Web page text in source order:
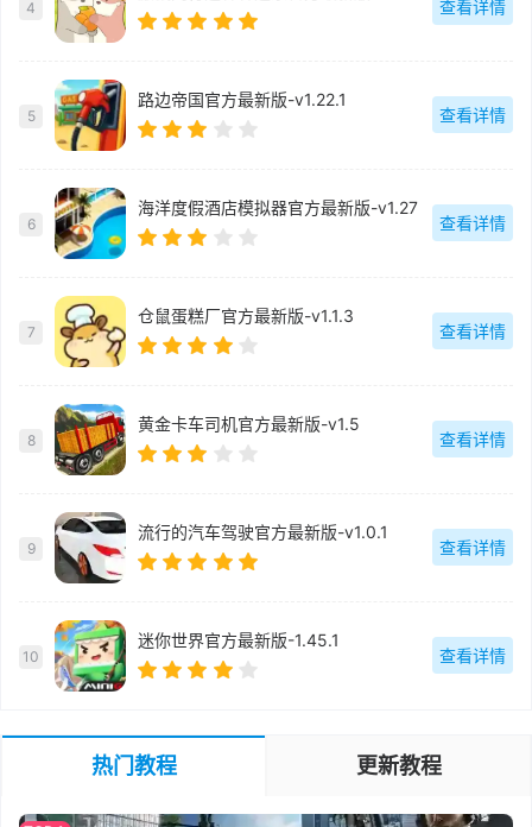
4 查看详情
5
路边帝国官方最新版-v1.22.1
查看详情
6
海洋度假酒店模拟器官方最新版-v1.27
查看详情
7
仓鼠蛋糕厂官方最新版-v1.1.3
查看详情
8
黄金卡车司机官方最新版-v1.5
查看详情
9
流行的汽车驾驶官方最新版-v1.0.1
查看详情
10
迷你世界官方最新版-1.45.1
查看详情
热门教程 更新教程